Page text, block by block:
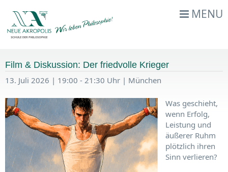
MENU
Film & Diskussion: Der friedvolle Krieger
13. Juli 2026 | 19:00 - 21:30 Uhr | München
Was geschieht,
wenn Erfolg,
Leistung und
äußerer Ruhm
plötzlich ihren
Sinn verlieren?